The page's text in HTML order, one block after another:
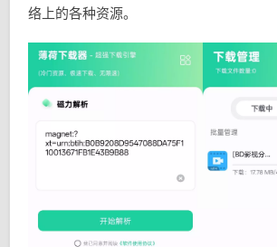
络上的各种资源。